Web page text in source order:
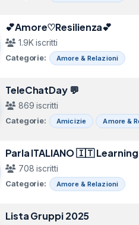
💕Amore♡Resilienza💕
1.9K iscritti
Categorie: Amore & Relazioni
TeleChatDay 💬
869 iscritti
Categorie: Amicizie Amore &
Parla ITALIANO 🇮🇹
708 iscritti
Categorie: Amore & Relazioni
Lista Gruppi 2025